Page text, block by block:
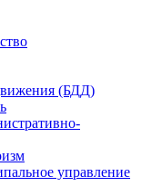
(БДД)
управление